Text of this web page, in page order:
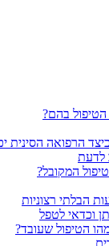
הטיפול בהם?
הרפואה הסינית
לדעת
המקובל?
הבלתי רצוניות
וכדאי לטפל
הטיפול שעובד?